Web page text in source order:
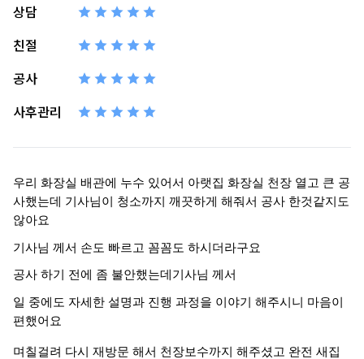
상담
친절
공사
사후관리
우리 화장실 배관에 누수 있어서 아랫집 화장실 천장 열고 큰 공
사했는데 기사님이 청소까지 깨끗하게 해줘서 공사 한것같지도
않아요
기사님 께서 손도 빠르고 꼼꼼도 하시더라구요
공사 하기 전에 좀 불안했는데기사님 께서
일 중에도 자세한 설명과 진행 과정을 이야기 해주시니 마음이
편했어요
며칠걸려 다시 재방문 해서 천장보수까지 해주셨고 완전 새집